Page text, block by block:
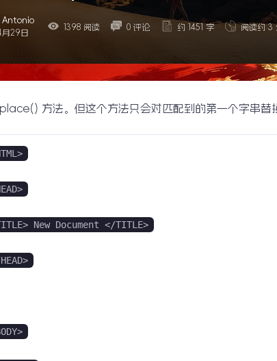
Antonio
月29日
1398 阅读 0 评论 约 1451 字 阅读约 3
方法。但这个方法只会对匹配到的第一个字串替
New Document </TITLE>